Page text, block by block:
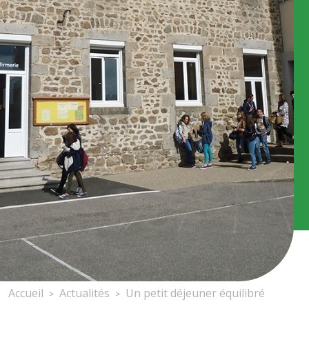
Accueil > Actualités > Un petit déjeuner équilibré